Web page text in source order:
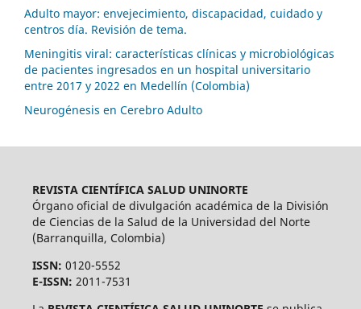
Adulto mayor: envejecimiento, discapacidad, cuidado y
centros día. Revisión de tema.
Meningitis viral: características clínicas y microbiológicas
de pacientes ingresados en un hospital universitario
entre 2017 y 2022 en Medellín (Colombia)
Neurogénesis en Cerebro Adulto
REVISTA CIENTÍFICA SALUD UNINORTE
Órgano oficial de divulgación académica de la División
de Ciencias de la Salud de la Universidad del Norte
(Barranquilla, Colombia)
ISSN: 0120-5552
E-ISSN: 2011-7531